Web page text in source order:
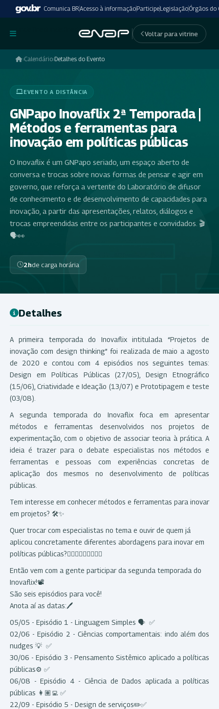
Comunica BRAcesso à informaçãoParticipeLegislaçãoÓrgãos do
Voltar para vitrine
›Calendário›Detalhes do Evento
EVENTO A DISTÂNCIA
GNPapo Inovaflix 2ª Temporada |
Métodos e ferramentas para
inovação em políticas públicas
O Inovaflix é um GNPapo seriado, um espaço aberto de
conversa e trocas sobre novas formas de pensar e agir em
governo, que reforça a vertente do Laboratório de difusor
de conhecimento e de desenvolvimento de capacidades para
inovação, a partir das apresentações, relatos, diálogos e
trocas empreendidas entre os participantes e convidados. 🎬
🗣️👀
2hde carga horária
Detalhes
A primeira temporada do Inovaflix intitulada “Projetos de
inovação com design thinking” foi realizada de maio a agosto
de 2020 e contou com 4 episódios nos seguintes temas:
Design em Políticas Públicas (27/05), Design Etnográfico
(15/06), Criatividade e Ideação (13/07) e Prototipagem e teste
(03/08).
A segunda temporada do Inovaflix foca em apresentar
métodos e ferramentas desenvolvidos nos projetos de
experimentação, com o objetivo de associar teoria à prática. A
ideia é trazer para o debate especialistas nos métodos e
ferramentas e pessoas com experiências concretas de
aplicação dos mesmos no desenvolvimento de políticas
públicas.
Tem interesse em conhecer métodos e ferramentas para inovar
em projetos? 🛠️✨
Quer trocar com especialistas no tema e ouvir de quem já
aplicou concretamente diferentes abordagens para inovar em
políticas públicas?🙋🏼‍♀️🙋🏽‍♂️🙋🏿‍♀️
Então vem com a gente participar da segunda temporada do
Inovaflix!📽️
São seis episódios para você!
Anota aí as datas:🖊️
05/05 - Episódio 1 - Linguagem Simples 🗣️ ✅
02/06 - Episódio 2 - Ciências comportamentais: indo além dos
nudges 💡 ✅
30/06 - Episódio 3 - Pensamento Sistêmico aplicado a políticas
públicas⚙️ ✅
06/08 - Episódio 4 - Ciência de Dados aplicada a políticas
públicas 👩🏽‍💻 ✅
22/09 - Episódio 5 - Design de serviços✏️✅